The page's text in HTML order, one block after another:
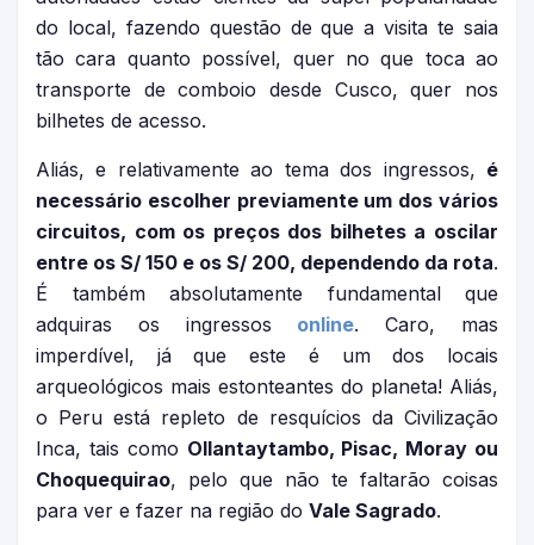
do local, fazendo questão de que a visita te saia
tão cara quanto possível, quer no que toca ao
transporte de comboio desde Cusco, quer nos
bilhetes de acesso.
Aliás, e relativamente ao tema dos ingressos, é
necessário escolher previamente um dos vários
circuitos, com os preços dos bilhetes a oscilar
entre os S/ 150 e os S/ 200, dependendo da rota.
É também absolutamente fundamental que
adquiras os ingressos online. Caro, mas
imperdível, já que este é um dos locais
arqueológicos mais estonteantes do planeta! Aliás,
o Peru está repleto de resquícios da Civilização
Inca, tais como Ollantaytambo, Pisac, Moray ou
Choquequirao, pelo que não te faltarão coisas
para ver e fazer na região do Vale Sagrado.